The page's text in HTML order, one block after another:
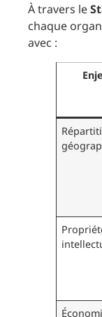
À travers le
chaque
avec :